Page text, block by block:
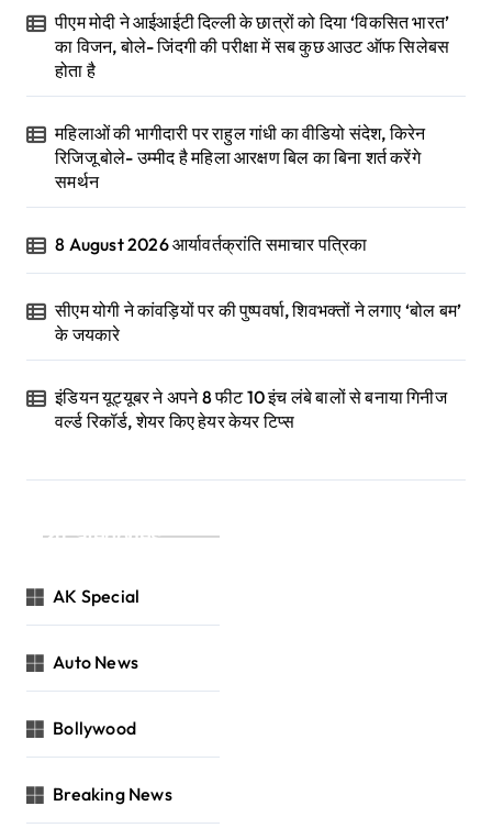
पीएम मोदी ने आईआईटी दिल्ली के छात्रों को दिया ‘विकसित भारत’
का विजन, बोले- जिंदगी की परीक्षा में सब कुछ आउट ऑफ सिलेबस
होता है
महिलाओं की भागीदारी पर राहुल गांधी का वीडियो संदेश, किरेन
रिजिजू बोले- उम्मीद है महिला आरक्षण बिल का बिना शर्त करेंगे
समर्थन
8 August 2026 आर्यावर्तक्रांति समाचार पत्रिका
सीएम योगी ने कांवड़ियों पर की पुष्पवर्षा, शिवभक्तों ने लगाए ‘बोल बम’
के जयकारे
इंडियन यूट्यूबर ने अपने 8 फीट 10 इंच लंबे बालों से बनाया गिनीज
वर्ल्ड रिकॉर्ड, शेयर किए हेयर केयर टिप्स
Categories
AK Special
Auto News
Bollywood
Breaking News